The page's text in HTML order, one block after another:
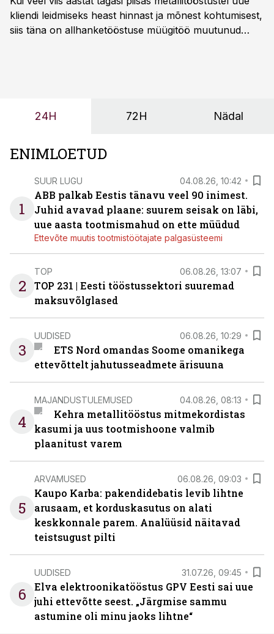
kliendi leidmiseks heast hinnast ja mõnest kohtumisest,
siis täna on allhanketööstuse müügitöö muutunud
24H 72H Nädal
ENIMLOETUD
1
SUUR LUGU 04.08.26, 10:42
ABB palkab Eestis tänavu veel 90 inimest.
Juhid avavad plaane: suurem seisak on läbi,
uue aasta tootmismahud on ette müüdud
Ettevõte muutis tootmistöötajate palgasüsteemi
2
TOP 06.08.26, 13:07
TOP 231 | Eesti tööstussektori suuremad
maksuvõlglased
3
UUDISED 06.08.26, 10:29
ETS Nord omandas Soome omanikega
ettevõttelt jahutusseadmete ärisuuna
4
MAJANDUSTULEMUSED 04.08.26, 08:13
Kehra metallitööstus mitmekordistas
kasumi ja uus tootmishoone valmib
plaanitust varem
5
ARVAMUSED 06.08.26, 09:03
Kaupo Karba: pakendidebatis levib lihtne
arusaam, et korduskasutus on alati
keskkonnale parem. Analüüsid näitavad
teistsugust pilti
6
UUDISED 31.07.26, 09:45
Elva elektroonikatööstus GPV Eesti sai uue
juhi ettevõtte seest. „Järgmise sammu
astumine oli minu jaoks lihtne“